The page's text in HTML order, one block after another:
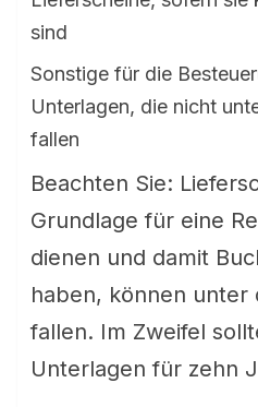
sind
Sonstige für die
Unterlagen, die nicht
fallen
Beachten Sie:
Grundlage für eine
dienen und damit
haben, können unter
fallen. Im Zweifel
Unterlagen für zehn